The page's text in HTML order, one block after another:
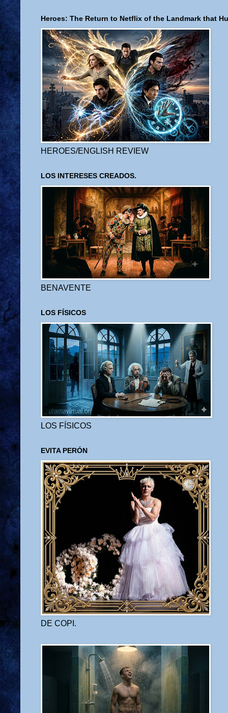
Heroes: The Return to Netflix of the Landmark that
HEROES/ENGLISH REVIEW
LOS INTERESES CREADOS.
BENAVENTE
LOS FÍSICOS
LOS FÍSICOS
EVITA PERÓN
DE COPI.